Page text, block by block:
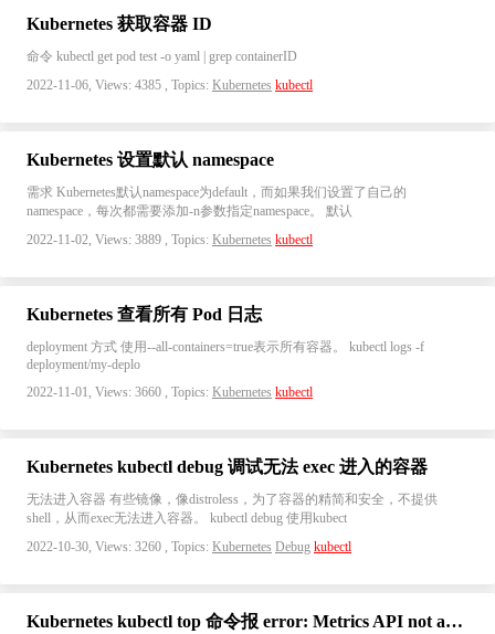
Kubernetes 获取容器 ID
命令 kubectl get pod test -o yaml | grep containerID
2022-11-06, Views: 4385 , Topics: Kubernetes kubectl
Kubernetes 设置默认 namespace
需求 Kubernetes默认namespace为default，而如果我们设置了自己的
namespace，每次都需要添加-n参数指定namespace。 默认
2022-11-02, Views: 3889 , Topics: Kubernetes kubectl
Kubernetes 查看所有 Pod 日志
deployment 方式 使用--all-containers=true表示所有容器。 kubectl logs -f
deployment/my-deplo
2022-11-01, Views: 3660 , Topics: Kubernetes kubectl
Kubernetes kubectl debug 调试无法 exec 进入的容器
无法进入容器 有些镜像，像distroless，为了容器的精简和安全，不提供
shell，从而exec无法进入容器。 kubectl debug 使用kubect
2022-10-30, Views: 3260 , Topics: Kubernetes Debug kubectl
Kubernetes kubectl top 命令报 error: Metrics API not available